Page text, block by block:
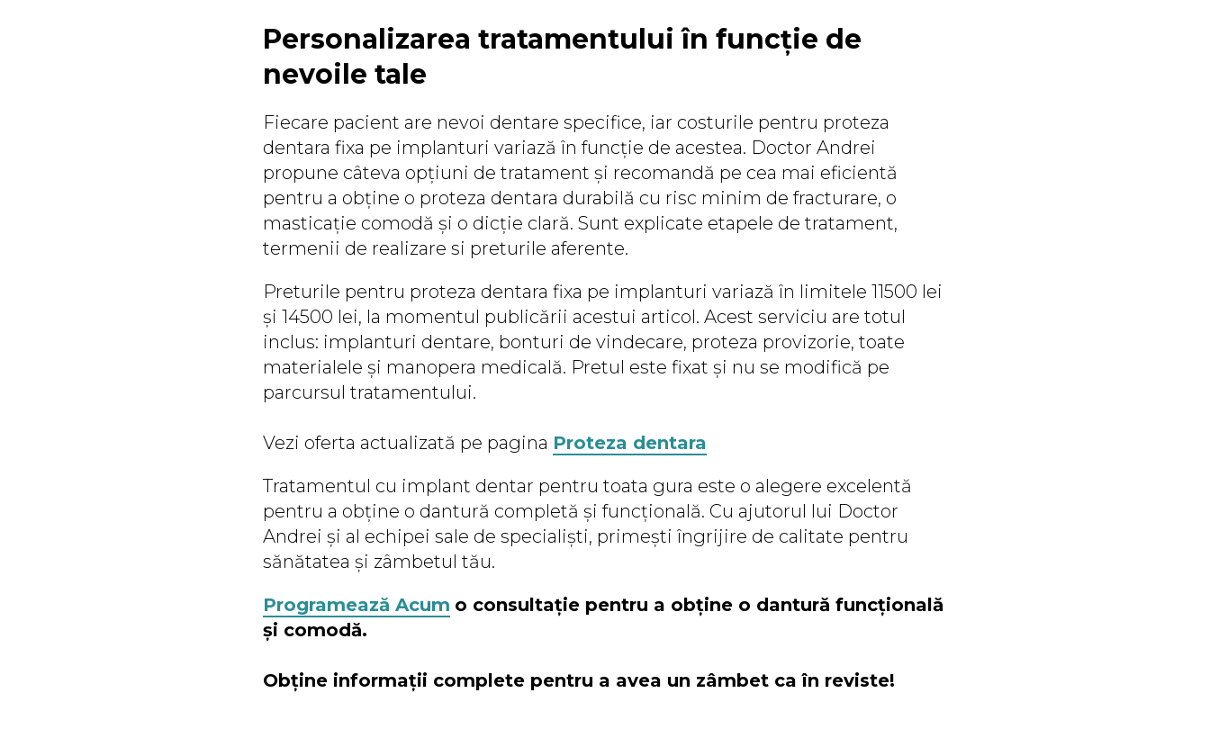
Personalizarea tratamentului în funcție de
nevoile tale
Fiecare pacient are nevoi dentare specifice, iar costurile pentru proteza
dentara fixa pe implanturi variază în funcție de acestea. Doctor Andrei
propune câteva opțiuni de tratament și recomandă pe cea mai eficientă
pentru a obține o proteza dentara durabilă cu risc minim de fracturare, o
masticație comodă și o dicție clară. Sunt explicate etapele de tratament,
termenii de realizare si preturile aferente.
Preturile pentru proteza dentara fixa pe implanturi variază în limitele 11500 lei
și 14500 lei, la momentul publicării acestui articol. Acest serviciu are totul
inclus: implanturi dentare, bonturi de vindecare, proteza provizorie, toate
materialele și manopera medicală. Pretul este fixat și nu se modifică pe
parcursul tratamentului.
Vezi oferta actualizată pe pagina Proteza dentara
Tratamentul cu implant dentar pentru toata gura este o alegere excelentă
pentru a obține o dantură completă și funcțională. Cu ajutorul lui Doctor
Andrei și al echipei sale de specialiști, primești îngrijire de calitate pentru
sănătatea și zâmbetul tău.
Programează Acum o consultație pentru a obține o dantură funcțională
și comodă.
Obține informații complete pentru a avea un zâmbet ca în reviste!